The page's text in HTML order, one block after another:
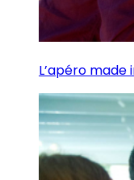
L’apéro made